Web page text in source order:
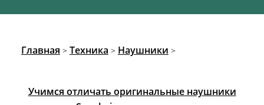
Главная > Техника > Наушники >
Учимся отличать оригинальные наушники